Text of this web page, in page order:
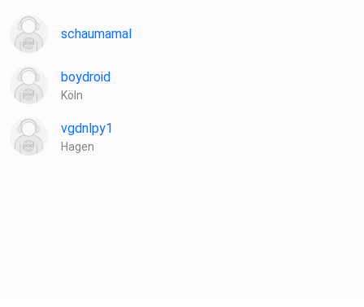
schaumamal
boydroid
Köln
vgdnlpy1
Hagen